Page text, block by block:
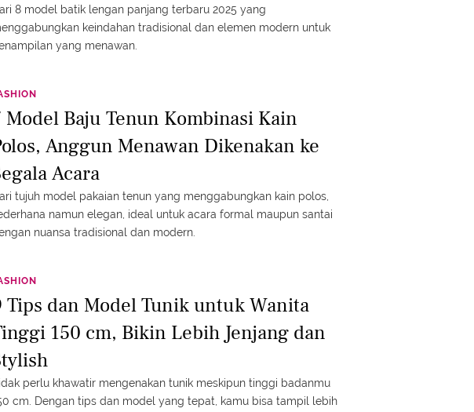
8 model batik lengan panjang terbaru 2025 yang
keindahan tradisional dan elemen modern untuk
yang menawan.
Model Baju Tenun Kombinasi Kain
Anggun Menawan Dikenakan ke
Acara
tujuh model pakaian tenun yang menggabungkan kain polos,
namun elegan, ideal untuk acara formal maupun santai
nuansa tradisional dan modern.
Tips dan Model Tunik untuk Wanita
150 cm, Bikin Lebih Jenjang dan
perlu khawatir mengenakan tunik meskipun tinggi badanmu
cm. Dengan tips dan model yang tepat, kamu bisa tampil lebih